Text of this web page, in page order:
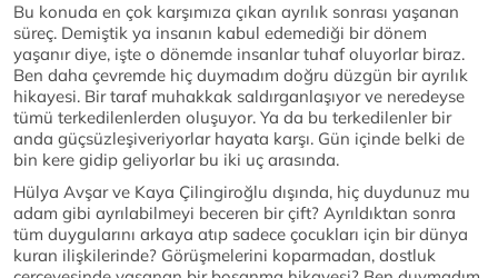
Bu konuda en çok karşımıza çıkan ayrılık sonrası yaşanan
süreç. Demiştik ya insanın kabul edemediği bir dönem
yaşanır diye, işte o dönemde insanlar tuhaf oluyorlar biraz.
Ben daha çevremde hiç duymadım doğru düzgün bir ayrılık
hikayesi. Bir taraf muhakkak saldırganlaşıyor ve neredeyse
tümü terkedilenlerden oluşuyor. Ya da bu terkedilenler bir
anda güçsüzleşiveriyorlar hayata karşı. Gün içinde belki de
bin kere gidip geliyorlar bu iki uç arasında.
Hülya Avşar ve Kaya Çilingiroğlu dışında, hiç duydunuz mu
adam gibi ayrılabilmeyi beceren bir çift? Ayrıldıktan sonra
tüm duygularını arkaya atıp sadece çocukları için bir dünya
kuran ilişkilerinde? Görüşmelerini koparmadan, dostluk